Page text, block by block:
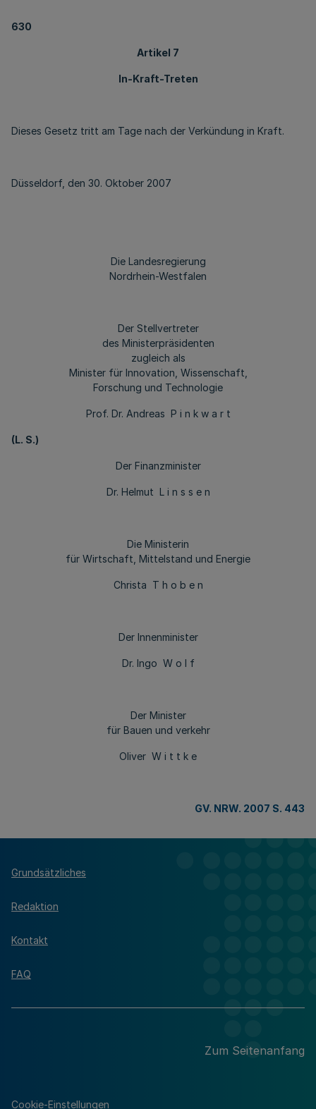
630
Artikel 7
In-Kraft-Treten
Dieses Gesetz tritt am Tage nach der Verkündung in Kraft.
Düsseldorf, den 30. Oktober 2007
Die Landesregierung
Nordrhein-Westfalen
Der Stellvertreter
des Ministerpräsidenten
zugleich als
Minister für Innovation, Wissenschaft,
Forschung und Technologie
Prof. Dr. Andreas P i n k w a r t
(L. S.)
Der Finanzminister
Dr. Helmut L i n s s e n
Die Ministerin
für Wirtschaft, Mittelstand und Energie
Christa T h o b e n
Der Innenminister
Dr. Ingo W o l f
Der Minister
für Bauen und verkehr
Oliver W i t t k e
GV. NRW. 2007 S. 443
Grundsätzliches
Redaktion
Kontakt
FAQ
Zum Seitenanfang
Cookie-Einstellungen